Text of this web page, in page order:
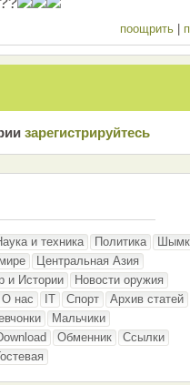
поощрить
зарeгиcтрирyйтeсь
и техника Политика
Центральная Азия
и Истории
Новости оружия
О нас IT Спорт
Архив статей
Мальчики
Обменник
Ссылки